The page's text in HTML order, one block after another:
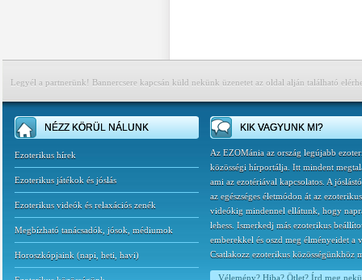
Legyél a partnerünk! Bannercsere kapcsán küld nekünk üzenetet az oldal alján található
NÉZZ KÖRÜL NÁLUNK
Ezoterikus hírek
Ezoterikus játékok és jóslás
Ezoterikus videók és relaxációs zenék
Megbízható tanácsadók, jósok, médiumok
Horoszkópjaink (napi heti havi)
KIK VAGYUNK MI?
Az EZOMánia az ország legújabb
közösségi hírportálja. Itt mindent
ami az ezotériával kapcsolatos. A
az egészséges életmódon át az ezoterikus
videókig mindennel ellátunk, hogy
lehess. Ismerkedj más ezoterikus
emberekkel és oszd meg élményeidet a
Csatlakozz ezoterikus közösségünkhöz
Vélemény? Hiba? Ötlet? Írd meg